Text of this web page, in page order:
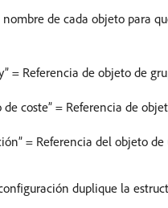
de cada objeto para
= Referencia de objeto de
de coste” = Referencia de
= Referencia del objeto
duplique la